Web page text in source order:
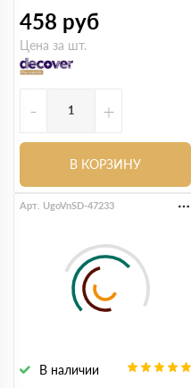
458 руб
Цена за шт.
- +
В КОРЗИНУ
В наличии
Арт. UgoVnSD-47233